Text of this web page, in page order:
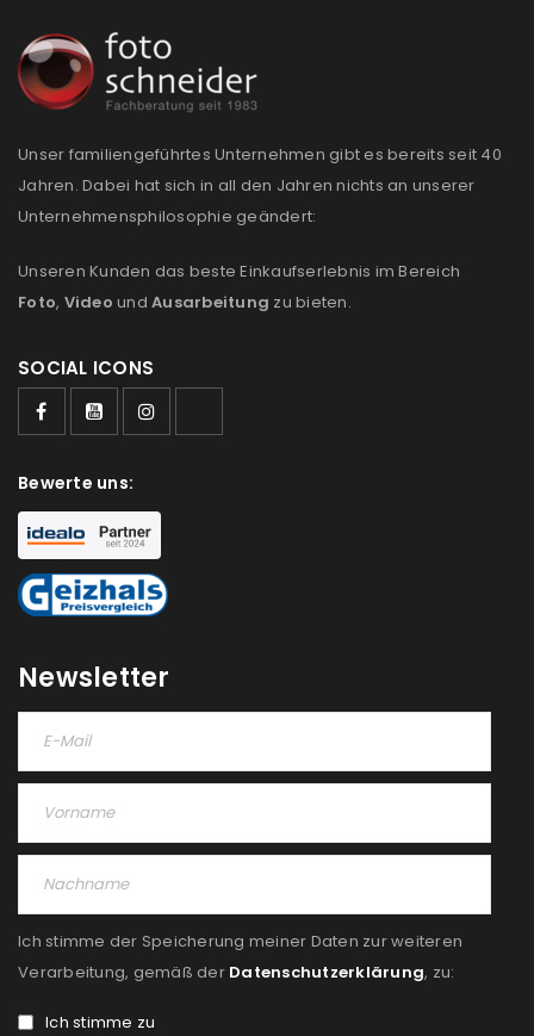
Unser familiengeführtes Unternehmen gibt es bereits seit 40
Jahren. Dabei hat sich in all den Jahren nichts an unserer
Unternehmensphilosophie geändert:
Unseren Kunden das beste Einkaufserlebnis im Bereich
Foto, Video und Ausarbeitung zu bieten.
SOCIAL ICONS
Bewerte uns:
Newsletter
Ich stimme der Speicherung meiner Daten zur weiteren
Verarbeitung, gemäß der Datenschutzerklärung, zu:
Ich stimme zu